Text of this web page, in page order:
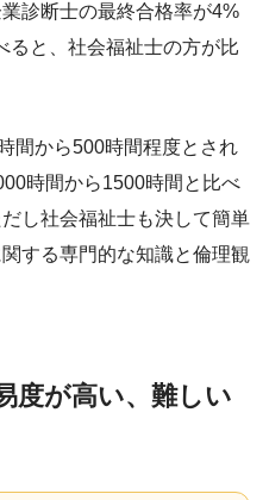
診断士の最終合格率が4%
ると、社会福祉士の方が比
間から500時間程度とされ
時間から1500時間と比べ
し社会福祉士も決して簡単
する専門的な知識と倫理観
度が高い、難しい